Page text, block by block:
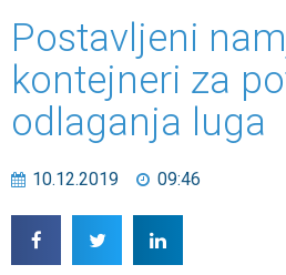
Postavljeni
kontejneri za
odlaganja luga
10.12.2019 09:46